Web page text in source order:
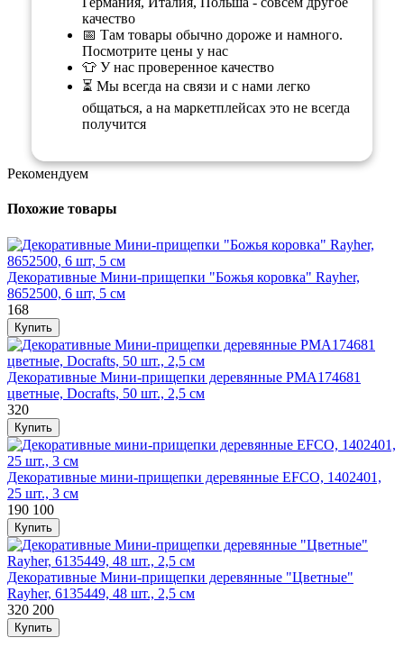
качество
📅 Там товары обычно дороже и намного.
Посмотрите цены у нас
👕 У нас проверенное качество
⏳ Мы всегда на связи и с нами легко
общаться, а на маркетплейсах это не всегда
получится
Рекомендуем
Похожие товары
Декоративные Мини-прищепки "Божья коровка" Rayher,
8652500, 6 шт, 5 см
168
Декоративные Мини-прищепки деревянные PMA174681
цветные, Docrafts, 50 шт., 2,5 см
320
Декоративные мини-прищепки деревянные EFCO, 1402401,
25 шт., 3 см
190 100
Декоративные Мини-прищепки деревянные "Цветные"
Rayher, 6135449, 48 шт., 2,5 см
320 200